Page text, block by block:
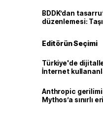
BDDK’dan
düzenlemesi:
Editörün Seçimi
Türkiye'de
İnternet
Anthropic
Mythos’a sınırlı